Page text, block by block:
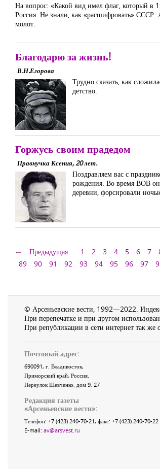
На вопрос: «Какой вид имел флаг, который в
Россия. Не знали, как «расшифровать» СССР.
молот.
Благодарю за жизнь!
В.Н.Егорова
Трудно сказать, как
детство.
Горжусь своим прадедом
Правнучка Ксения, 20 лет.
Поздравляем вас с
рождения. Во время ВОВ он
деревни, форсировали
Предыдущая 1 2 3 4 5 6 7
89
90 91 92 93 94 95 96 97
© Арсеньевские вести, 1992—2022.
При перепечатке и при другом
При републикации в сети интернет так же
Почтовый адрес:
690091, г. Владивосток,
Приморский край, Россия.
Переулок Шевченко, дом 9, 27
Редакция газеты
«Арсеньевские вести»:
Телефон: +7 (423) 240-70-21, факс: +7 (423) 240-70-22
E-mail: av@arsvest.ru